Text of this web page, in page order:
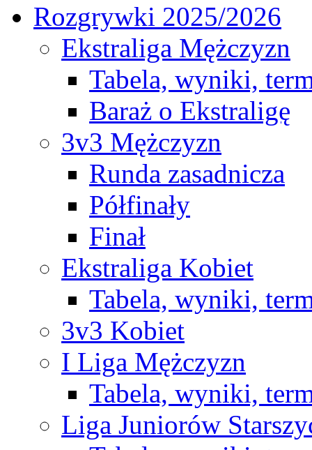
Rozgrywki 2025/2026
Ekstraliga Mężczyzn
Tabela, wyniki,
Baraż o Ekstraligę
3v3 Mężczyzn
Runda zasadnicza
Półfinały
Finał
Ekstraliga Kobiet
Tabela, wyniki,
3v3 Kobiet
I Liga Mężczyzn
Tabela, wyniki,
Liga Juniorów